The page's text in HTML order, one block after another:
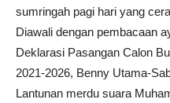
sumringah pagi hari yang
Diawali dengan pembacaan
Deklarasi Pasangan Calon
2021-2026, Benny Utama-
Lantunan merdu suara